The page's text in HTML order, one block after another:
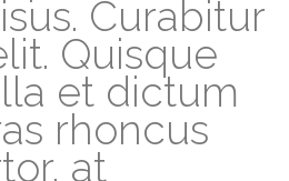
Curabitur
Quisque
et dictum
rhoncus
at